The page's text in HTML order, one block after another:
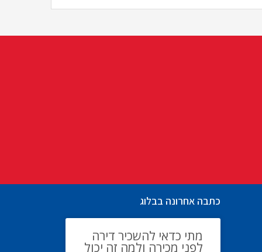
כתבה אחרונה בבלוג
מתי כדאי להשכיר דירה
לפני מכירה ולמה זה יכול